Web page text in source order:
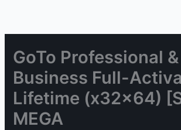
contenido
GoTo Professional &
Business Full-
Lifetime (x32x64)
MEGA